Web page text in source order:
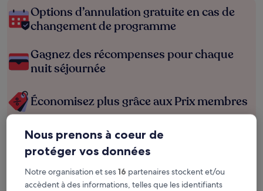
Options d’annulation gratuite en cas de
changement de programme
Gagnez des récompenses pour chaque
nuit séjournée
Économisez plus grâce aux Prix membres
Consultez les prix pour ces dates
Ce soir
6 août - 7 août
Demain
7 août - 8 août
Nous prenons à coeur de
protéger vos données
Notre organisation et ses16 partenaires stockent et/ou
accèdent à des informations, telles que les identifiants